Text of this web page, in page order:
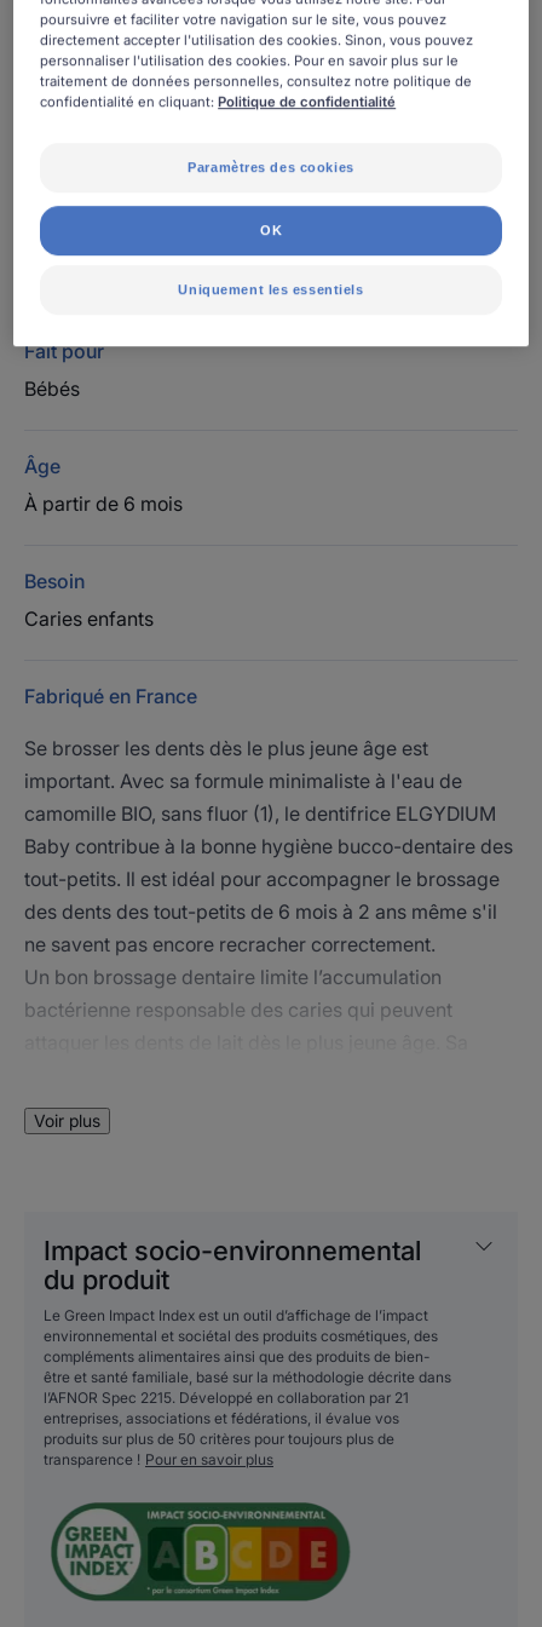
(1) Sans fluor pour limiter l'apport de fluor en cas
d'apport systémique autre.
Un dentifrice minimaliste, à l'eau de Camomille BIO,
(1) Sans fluor pour limiter l'apport de fluor en cas
Fait pour
Bébés
Âge
À partir de 6 mois
Besoin
Caries enfants
Fabriqué en France
Se brosser les dents dès le plus jeune âge est
important. Avec sa formule minimaliste à l'eau de
camomille BIO, sans fluor (1), le dentifrice ELGYDIUM
Baby contribue à la bonne hygiène bucco-dentaire des
tout-petits. Il est idéal pour accompagner le brossage
des dents des tout-petits de 6 mois à 2 ans même s'il
ne savent pas encore recracher correctement.
Un bon brossage dentaire limite l’accumulation
bactérienne responsable des caries qui peuvent
aux enfants à partir de 6 mois dès l'apparition de la
première dents et jusqu'à 2 ans. L'équivalent d'un
ergonomique) permet de nettoyer en douceur les dents
de lait. Voilà le dentifrice parfait pour un brossage
quotidien réalisé par un adulte.
Et si bébé ne sait pas encore recracher ? Le dentifrice
ELGYDIUM Baby, peut être utilisé chez les bébés ne
sachant pas recracher.
Un dentifrice minimaliste pour les bébés de 6 mois à 2
ans.
Voir plus
Impact socio-environnemental
du produit
Le Green Impact Index est un outil d’affichage de l’impact
environnemental et sociétal des produits cosmétiques, des
compléments alimentaires ainsi que des produits de bien-
être et santé familiale, basé sur la méthodologie décrite dans
l’AFNOR Spec 2215. Développé en collaboration par 21
entreprises, associations et fédérations, il évalue vos
produits sur plus de 50 critères pour toujours plus de
transparence ! Pour en savoir plus
poursuivre et faciliter votre navigation sur le site, vous pouvez
directement accepter l'utilisation des cookies. Sinon, vous pouvez
personnaliser l'utilisation des cookies. Pour en savoir plus sur le
traitement de données personnelles, consultez notre politique de
confidentialité en cliquant:Politique de confidentialité
Paramètres des cookies
Uniquement les essentiels
OK